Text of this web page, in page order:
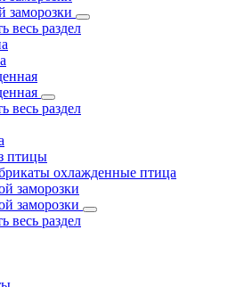
заморозки
весь раздел
весь раздел
птицы
охлажденные птица
заморозки
заморозки
весь раздел